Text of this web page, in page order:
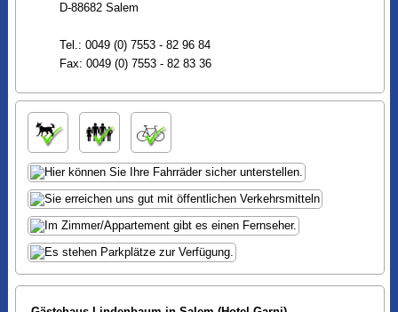
D-88682 Salem
Tel.: 0049 (0) 7553 - 82 96 84
Fax: 0049 (0) 7553 - 82 83 36